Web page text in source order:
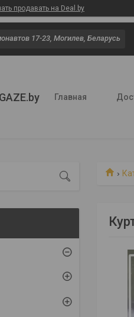
продавать на Deal.by
17-23, Могилев, Беларусь
Главная